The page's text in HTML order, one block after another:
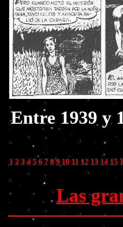
Entre 1939 y
1 2 3 4 5 6 7 8 9 10 11 12 13 14 15
Las